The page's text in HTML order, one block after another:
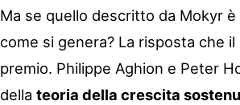
Ma se quello descritto da Mokyr
come si genera? La risposta che
premio. Philippe Aghion e Peter
della teoria della crescita